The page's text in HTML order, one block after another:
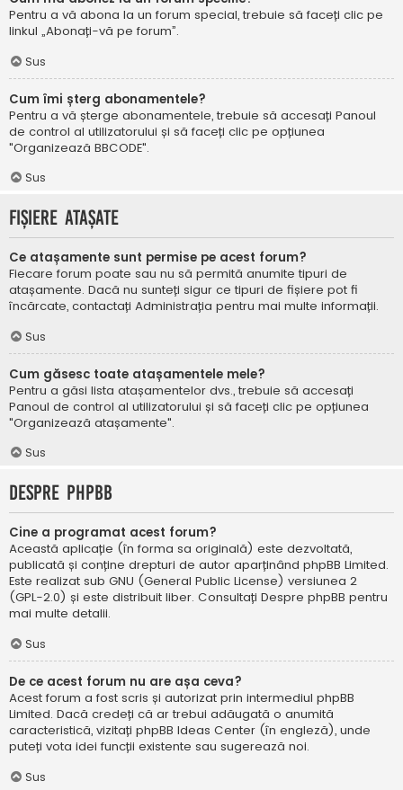
Pentru a vă abona la un forum special, trebuie să faceți clic pe
linkul „Abonați-vă pe forum”.
Sus
Cum îmi șterg abonamentele?
Pentru a vă șterge abonamentele, trebuie să accesați Panoul
de control al utilizatorului și să faceți clic pe opțiunea
"Organizează BBCODE".
Sus
Fișiere atașate
Ce atașamente sunt permise pe acest forum?
Fiecare forum poate sau nu să permită anumite tipuri de
atașamente. Dacă nu sunteți sigur ce tipuri de fișiere pot fi
încărcate, contactați Administrația pentru mai multe informații.
Sus
Cum găsesc toate atașamentele mele?
Pentru a găsi lista atașamentelor dvs., trebuie să accesați
Panoul de control al utilizatorului și să faceți clic pe opțiunea
"Organizează atașamente".
Sus
Despre phpBB
Cine a programat acest forum?
Această aplicație (în forma sa originală) este dezvoltată,
publicată și conține drepturi de autor aparținând phpBB Limited.
Este realizat sub GNU (General Public License) versiunea 2
(GPL-2.0) și este distribuit liber. Consultați Despre phpBB pentru
mai multe detalii.
Sus
De ce acest forum nu are așa ceva?
Acest forum a fost scris și autorizat prin intermediul phpBB
Limited. Dacă credeți că ar trebui adăugată o anumită
caracteristică, vizitați phpBB Ideas Center (în engleză), unde
puteți vota idei funcții existente sau sugerează noi.
Sus